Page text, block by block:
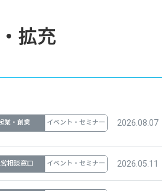
拡充
業・創業 イベント・セミナー 2026.08.07
相談窓口 イベント・セミナー 2026.05.11